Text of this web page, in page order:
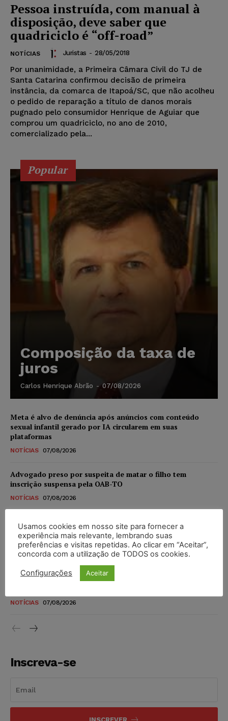
Pessoa instruída, com manual à
disposição, deve saber que
quadriciclo é “off-road”
NOTÍCIAS Juristas - 28/05/2018
Por unanimidade, a Primeira Câmara Civil do TJ de
Santa Catarina confirmou decisão de primeira
instância, da comarca de Itapoá/SC, que não acolheu
o pedido de reparação a título de danos morais
pugnado pelo consumidor Henrique de Aguiar que
comprou um quadriciclo, no ano de 2010,
comercializado pela...
Popular
Composição da taxa de
juros
Carlos Henrique Abrão - 07/08/2026
Meta é alvo de denúncia após anúncios com conteúdo
sexual infantil gerado por IA circularem em suas
plataformas
NOTÍCIAS 07/08/2026
Advogado preso por suspeita de matar o filho tem
inscrição suspensa pela OAB-TO
NOTÍCIAS 07/08/2026
STF amplia isenção de IBS e CBS na compra de veículos
novos para pessoas com deficiência e autistas de todos os
níveis
DIREITO TRIBUTÁRIO 07/08/2026
Justiça do Trabalho mantém justa causa de empregado que
NOTÍCIAS 07/08/2026
Inscreva-se
Usamos cookies em nosso site para fornecer a
experiência mais relevante, lembrando suas
preferências e visitas repetidas. Ao clicar em “Aceitar”,
concorda com a utilização de TODOS os cookies.
Configurações Aceitar